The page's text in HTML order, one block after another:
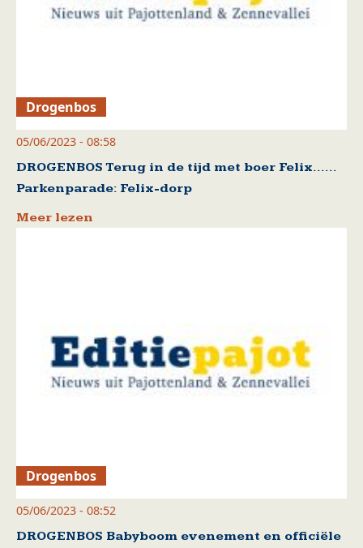
Drogenbos
05/06/2023 - 08:58
DROGENBOS Terug in de tijd met boer Felix……
Parkenparade: Felix-dorp
Meer lezen
Drogenbos
05/06/2023 - 08:52
DROGENBOS Babyboom evenement en officiële